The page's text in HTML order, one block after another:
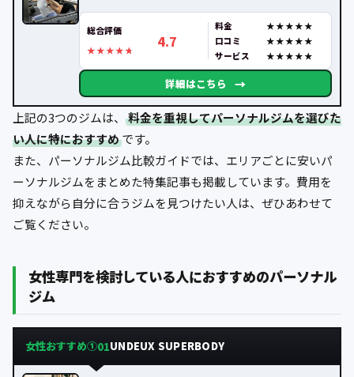
総合評価
4.7
料金
口コミ
サービス
詳細はこちら →
上記の3つのジムは、
料金を重視してパーソナルジムを選びた
い人に特におすすめです。
また、パーソナルジム比較ガイドでは、エリアごとに安いパ
ーソナルジムをまとめた特集記事も掲載しています。費用を
抑えながら自分に合うジムを見つけたい人は、ぜひあわせて
ご覧ください。
女性専門を検討している人におすすめのパーソナル
ジム
女性おすすめ①01UNDEUX SUPERBODY